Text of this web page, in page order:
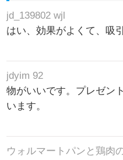
jd_139802 wjl
はい、効果がよくて、吸
jdyim 92
物がいいです。プレゼン
います。
ウォルマートパンと鶏肉